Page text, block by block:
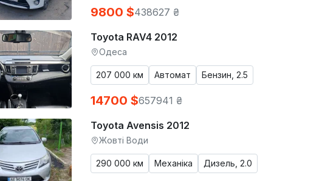
9800 $438627 ₴
Toyota RAV4 2012
Одеса
207 000 км Автомат Бензин, 2.5
14700 $657941 ₴
Toyota Avensis 2012
Жовті Води
290 000 км Механіка Дизель, 2.0